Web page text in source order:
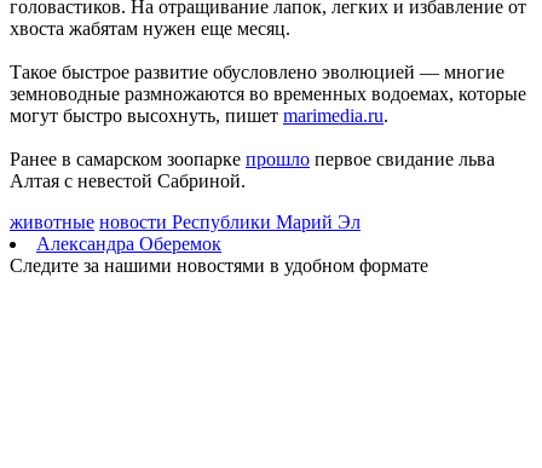
Народные приметы на 9 августа 2026 года: что нельзя делать в
этот день
Где в Самаре отключат холодную воду 8 августа: список
адресов
08.08.2026 | 10:15
августа
08.08.2026 | 09:54
для здоровья в жару
08.08.2026 | 09:07
8 августа вражеские БПЛА атаковали промышленное
головастиков. На отращивание лапок, легких и избавление от
хвоста жабятам нужен еще месяц.
Такое быстрое развитие обусловлено эволюцией — многие
земноводные размножаются во временных водоемах, которые
могут быстро высохнуть, пишет marimedia.ru.
Ранее в самарском зоопарке прошло первое свидание льва
Алтая с невестой Сабриной.
животные новости Республики Марий Эл
Александра Оберемок
Следите за нашими новостями в удобном формате